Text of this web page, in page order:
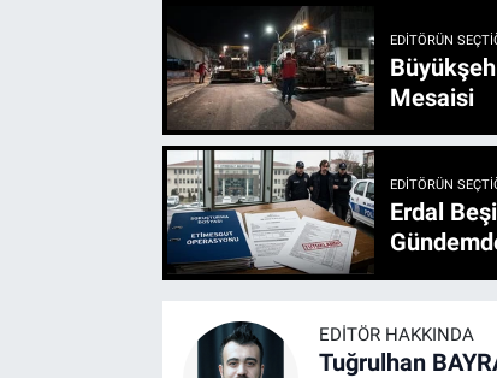
EDITÖRÜN
Büyükşehir’den 3 İlçe 20
Mesaisi
EDITÖRÜN
Erdal
EDITÖR HAKKINDA
Tuğrulhan